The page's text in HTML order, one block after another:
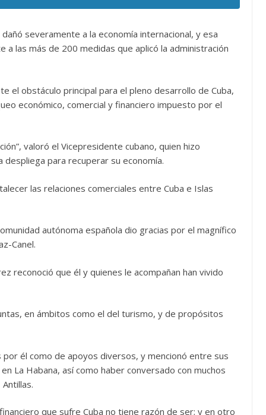
severamente a la economía internacional, y esa
a las más de 200 medidas que aplicó la administración
el obstáculo principal para el pleno desarrollo de Cuba,
económico, comercial y financiero impuesto por el
valoró el Vicepresidente cubano, quien hizo
despliega para recuperar su economía.
las relaciones comerciales entre Cuba e Islas
autónoma española dio gracias por el magnífico
Canel.
reconoció que él y quienes le acompañan han vivido
en ámbitos como el del turismo, y de propósitos
él como de apoyos diversos, y mencionó entre sus
La Habana, así como haber conversado con muchos
que sufre Cuba no tiene razón de ser; y en otro